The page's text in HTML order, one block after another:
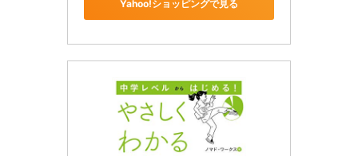
Yahoo!ショッピングで見る